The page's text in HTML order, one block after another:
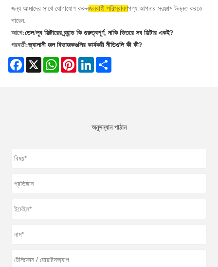
জন্য আমাদের সাথে যোগাযোগ করুনজলবাহী পরিস্রাবণপণ্য আপনার সরঞ্জাম উন্নত করতে
পারেন.
আগে:তেল/লুব ফিল্টারের ব্র্যান্ড কি গুরুত্বপূর্ণ, নাকি ভিতরে সব ফিল্টার একই?
পরবর্তী:জ্বালানী জল বিভাজকগুলির কার্যকরী নীতিগুলি কী কী?
Facebook
X WhatsAppPinterestLinkedIn
অনুসন্ধান পাঠান